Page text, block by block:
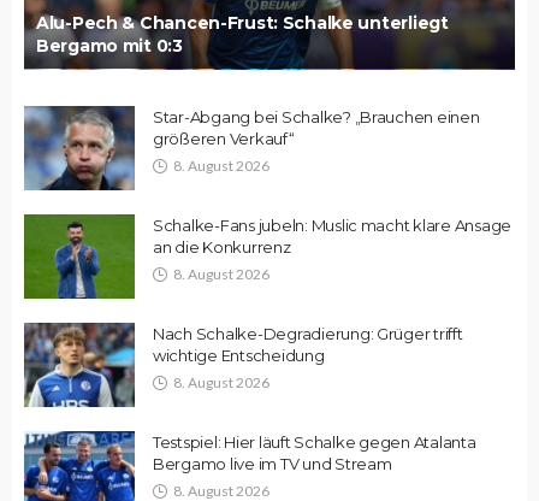
Alu-Pech & Chancen-Frust: Schalke unterliegt
Bergamo mit 0:3
Star-Abgang bei Schalke? „Brauchen einen
größeren Verkauf“
8. August 2026
Schalke-Fans jubeln: Muslic macht klare Ansage
an die Konkurrenz
8. August 2026
Nach Schalke-Degradierung: Grüger trifft
wichtige Entscheidung
8. August 2026
Testspiel: Hier läuft Schalke gegen Atalanta
Bergamo live im TV und Stream
8. August 2026